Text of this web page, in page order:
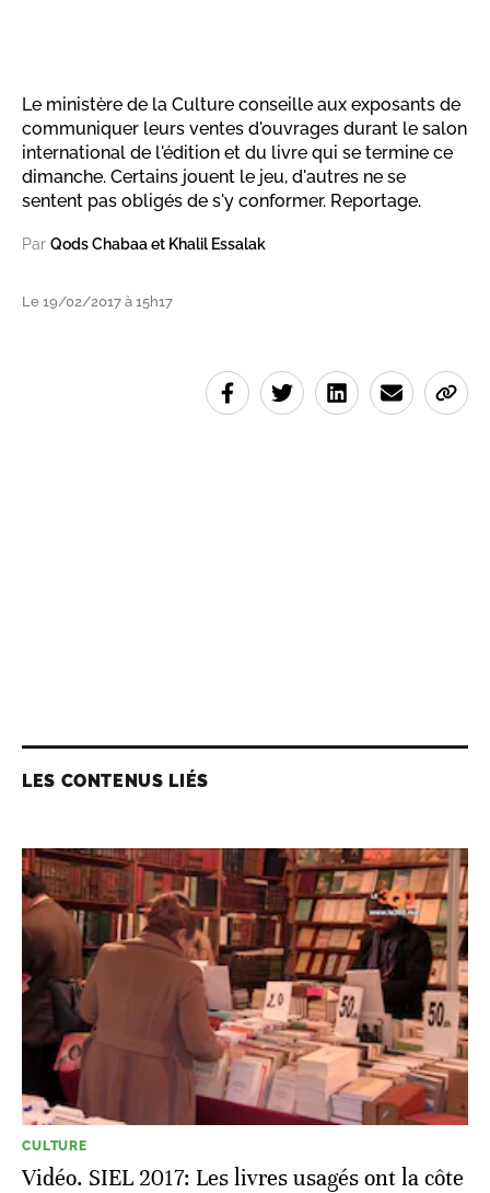
Le ministère de la Culture conseille aux exposants de
communiquer leurs ventes d'ouvrages durant le salon
international de l'édition et du livre qui se termine ce
dimanche. Certains jouent le jeu, d'autres ne se
sentent pas obligés de s'y conformer. Reportage.
Par Qods Chabaa et Khalil Essalak
Le 19/02/2017 à 15h17
LES CONTENUS LIÉS
CULTURE
Vidéo. SIEL 2017: Les livres usagés ont la côte